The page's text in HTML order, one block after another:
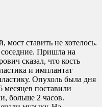
мост ставить не хотелось.
Пришла на
сказал, что кость
и имплантат
Опухоль была дня
месяцев поставили
больше 2 часов.